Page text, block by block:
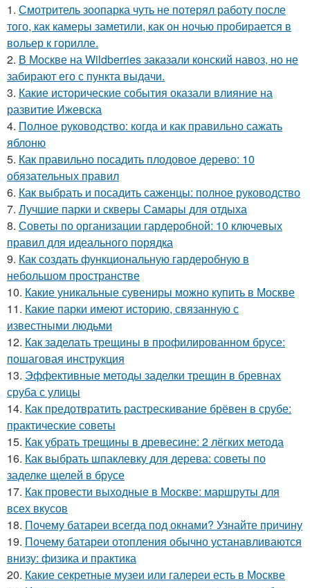
1. Смотритель зоопарка чуть не потерял работу после
того, как камеры заметили, как он ночью пробирается в
вольер к горилле.
2. В Москве на Wildberries заказали конский навоз, но не
забирают его с пункта выдачи.
3. Какие исторические события оказали влияние на
развитие Ижевска
4. Полное руководство: когда и как правильно сажать
яблоню
5. Как правильно посадить плодовое дерево: 10
обязательных правил
6. Как выбрать и посадить саженцы: полное руководство
7. Лучшие парки и скверы Самары для отдыха
8. Советы по организации гардеробной: 10 ключевых
правил для идеального порядка
9. Как создать функциональную гардеробную в
небольшом пространстве
10. Какие уникальные сувениры можно купить в Москве
11. Какие парки имеют историю, связанную с
известными людьми
12. Как заделать трещины в профилированном брусе:
пошаговая инструкция
13. Эффективные методы заделки трещин в бревнах
сруба с улицы
14. Как предотвратить растрескивание брёвен в срубе:
практические советы
15. Как убрать трещины в древесине: 2 лёгких метода
16. Как выбрать шпаклевку для дерева: советы по
заделке щелей в брусе
17. Как провести выходные в Москве: маршруты для
всех вкусов
18. Почему батареи всегда под окнами? Узнайте причину
19. Почему батареи отопления обычно устанавливаются
внизу: физика и практика
20. Какие секретные музеи или галереи есть в Москве